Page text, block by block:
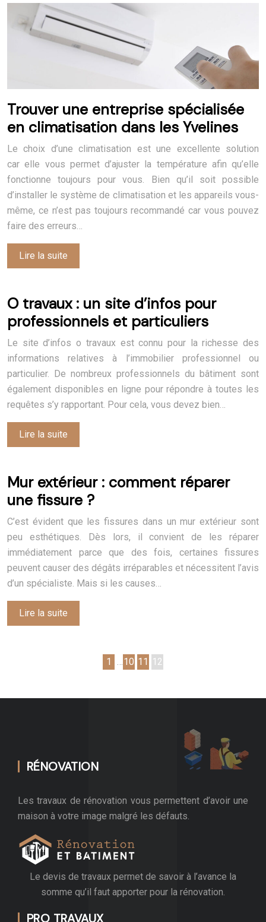
Trouver une entreprise spécialisée
en climatisation dans les Yvelines
Le choix d’une climatisation est une excellente solution
car elle vous permet d’ajuster la température afin qu’elle
fonctionne toujours pour vous. Bien qu’il soit possible
d’installer le système de climatisation et les appareils vous-
même, ce n’est pas toujours recommandé car vous pouvez
faire des erreurs…
Lire la suite
O travaux : un site d’infos pour
professionnels et particuliers
Le site d’infos o travaux est connu pour la richesse des
informations relatives à l’immobilier professionnel ou
particulier. De nombreux professionnels du bâtiment sont
également disponibles en ligne pour répondre à toutes les
requêtes s’y rapportant. Pour cela, vous devez bien…
Lire la suite
Mur extérieur : comment réparer
une fissure ?
C’est évident que les fissures dans un mur extérieur sont
peu esthétiques. Dès lors, il convient de les réparer
immédiatement parce que des fois, certaines fissures
peuvent causer des dégâts irréparables et nécessitent l’avis
d’un spécialiste. Mais si les causes…
Lire la suite
1 …10 11 12
RÉNOVATION
Les travaux de rénovation vous permettent d’avoir une
maison à votre image malgré les défauts.
Le devis de travaux permet de savoir à l’avance la
somme qu’il faut apporter pour la rénovation.
PRO TRAVAUX